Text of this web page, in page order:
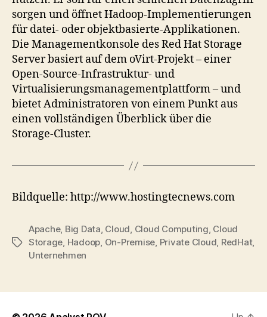
sorgen und öffnet Hadoop-Implementierungen
für datei- oder objektbasierte-Applikationen.
Die Managementkonsole des Red Hat Storage
Server basiert auf dem oVirt-Projekt – einer
Open-Source-Infrastruktur- und
Virtualisierungsmanagementplattform – und
bietet Administratoren von einem Punkt aus
einen vollständigen Überblick über die
Storage-Cluster.
Bildquelle: http://www.hostingtecnews.com
Tags
Apache, Big Data, Cloud, Cloud Computing, Cloud
Storage, Hadoop, On-Premise, Private Cloud, RedHat,
Unternehmen